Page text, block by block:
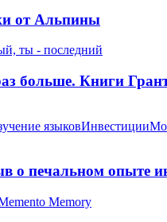
от Альпины
больше. Книги
языковИнвестиции
о печальном опыте